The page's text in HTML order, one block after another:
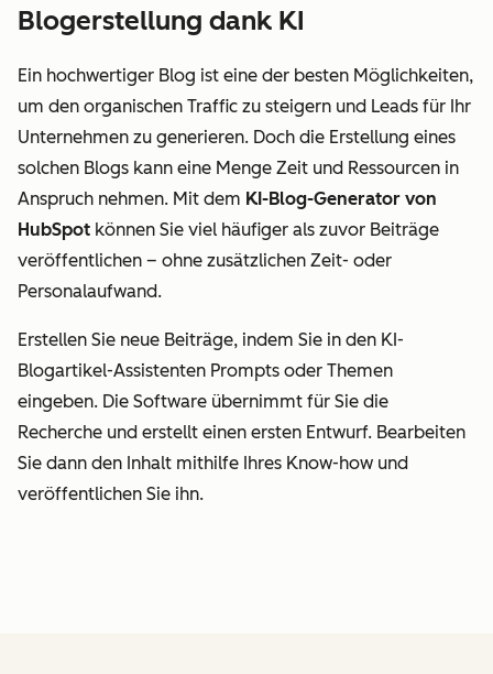
Blogerstellung dank KI
Ein hochwertiger Blog ist eine der besten Möglichkeiten,
um den organischen Traffic zu steigern und Leads für Ihr
Unternehmen zu generieren. Doch die Erstellung eines
solchen Blogs kann eine Menge Zeit und Ressourcen in
Anspruch nehmen. Mit dem KI-Blog-Generator von
HubSpot können Sie viel häufiger als zuvor Beiträge
veröffentlichen – ohne zusätzlichen Zeit- oder
Personalaufwand.
Erstellen Sie neue Beiträge, indem Sie in den KI-
Blogartikel-Assistenten Prompts oder Themen
eingeben. Die Software übernimmt für Sie die
Recherche und erstellt einen ersten Entwurf. Bearbeiten
Sie dann den Inhalt mithilfe Ihres Know-how und
veröffentlichen Sie ihn.